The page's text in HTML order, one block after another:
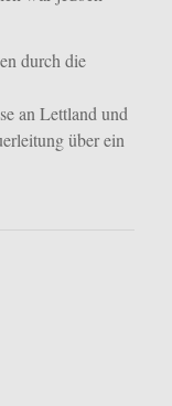
durch die
an Lettland und
über ein